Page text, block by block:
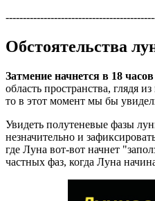
Обстоятельства
Затмение начнется в 18
область пространства, глядя
то в этот момент мы бы
Увидеть полутеневые фазы
незначительно и
где Луна вот-вот начнет
частных фаз, когда Луна